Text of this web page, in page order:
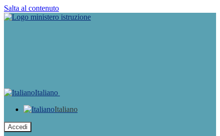
Salta al contenuto
Italiano
Italiano
Accedi